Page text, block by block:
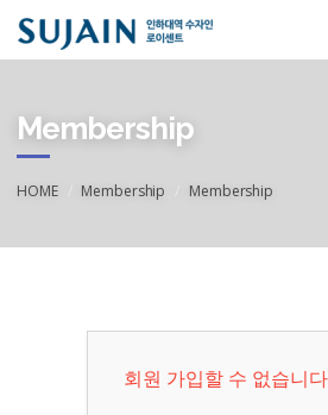
Membership
HOME Membership Membership
회원 가입할 수 없습니